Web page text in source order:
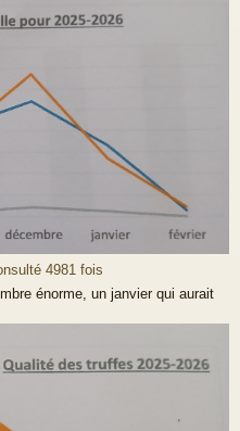
4981 fois
énorme, un janvier qui aurait